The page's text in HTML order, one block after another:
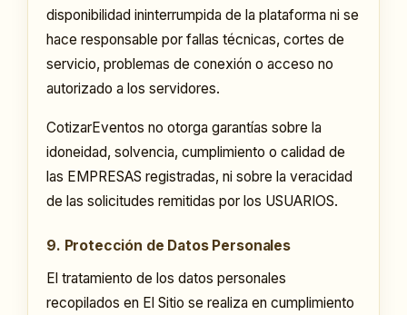
disponibilidad ininterrumpida de la plataforma ni se
hace responsable por fallas técnicas, cortes de
servicio, problemas de conexión o acceso no
autorizado a los servidores.
CotizarEventos no otorga garantías sobre la
idoneidad, solvencia, cumplimiento o calidad de
las EMPRESAS registradas, ni sobre la veracidad
de las solicitudes remitidas por los USUARIOS.
9. Protección de Datos Personales
El tratamiento de los datos personales
recopilados en El Sitio se realiza en cumplimiento